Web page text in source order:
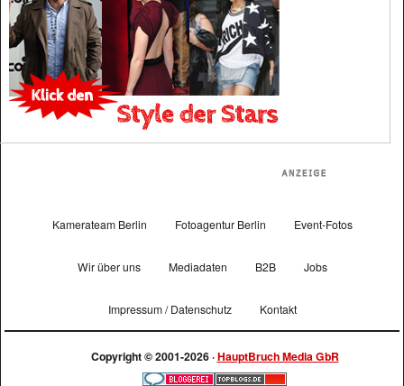
Kamerateam Berlin Fotoagentur Berlin Event-Fotos
Wir über uns Mediadaten B2B Jobs
Impressum / Datenschutz Kontakt
Copyright © 2001-2026 ·HauptBruch Media GbR